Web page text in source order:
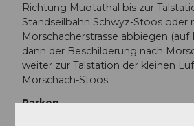
Richtung Muotathal bis zur
Standseilbahn Schwyz-Stoos
Morschacherstrasse abbiegen
dann der Beschilderung nach
weiter zur Talstation der kleinen
Morschach-Stoos.
Parken